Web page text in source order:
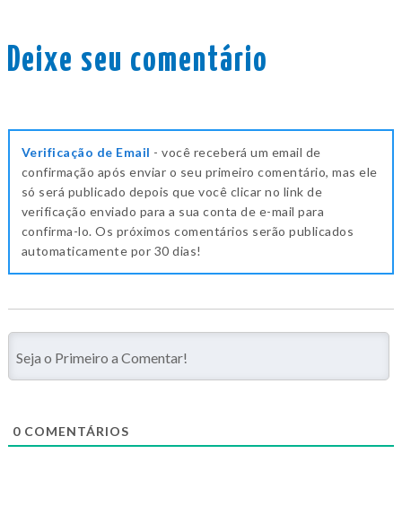
Deixe seu comentário
Verificação de Email - você receberá um email de
confirmação após enviar o seu primeiro comentário, mas ele
só será publicado depois que você clicar no link de
verificação enviado para a sua conta de e-mail para
confirma-lo. Os próximos comentários serão publicados
automaticamente por 30 dias!
0 COMENTÁRIOS